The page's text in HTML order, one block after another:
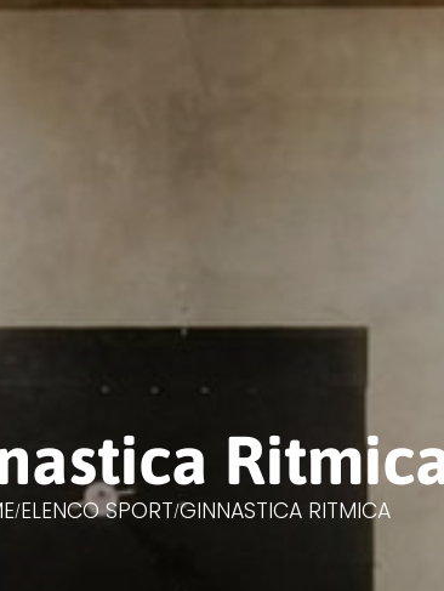
ELENCO SPORT GINNASTICA RITMICA